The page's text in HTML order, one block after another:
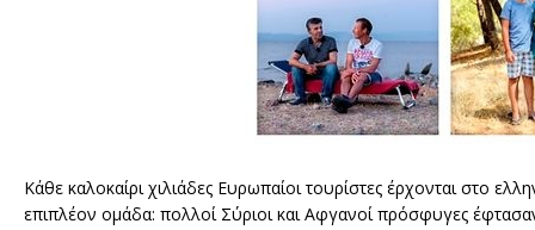
Κάθε καλοκαίρι χιλιάδες Ευρωπαίοι τουρίστες έρχονται στο
επιπλέον ομάδα: πολλοί Σύριοι και Αφγανοί πρόσφυγες